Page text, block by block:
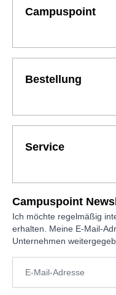
Campuspoint
Bestellung
Service
Campuspoint
Ich möchte regelmäßig
erhalten. Meine E-Mail-
Unternehmen